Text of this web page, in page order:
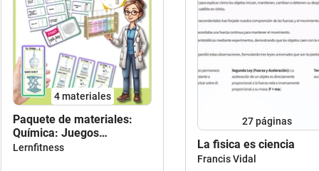
4 materiales
Paquete de materiales:
Química: Juegos
Interactivos sobre Equipos
Lernfitness
27páginas
La fisica es ciencia
Francis Vidal